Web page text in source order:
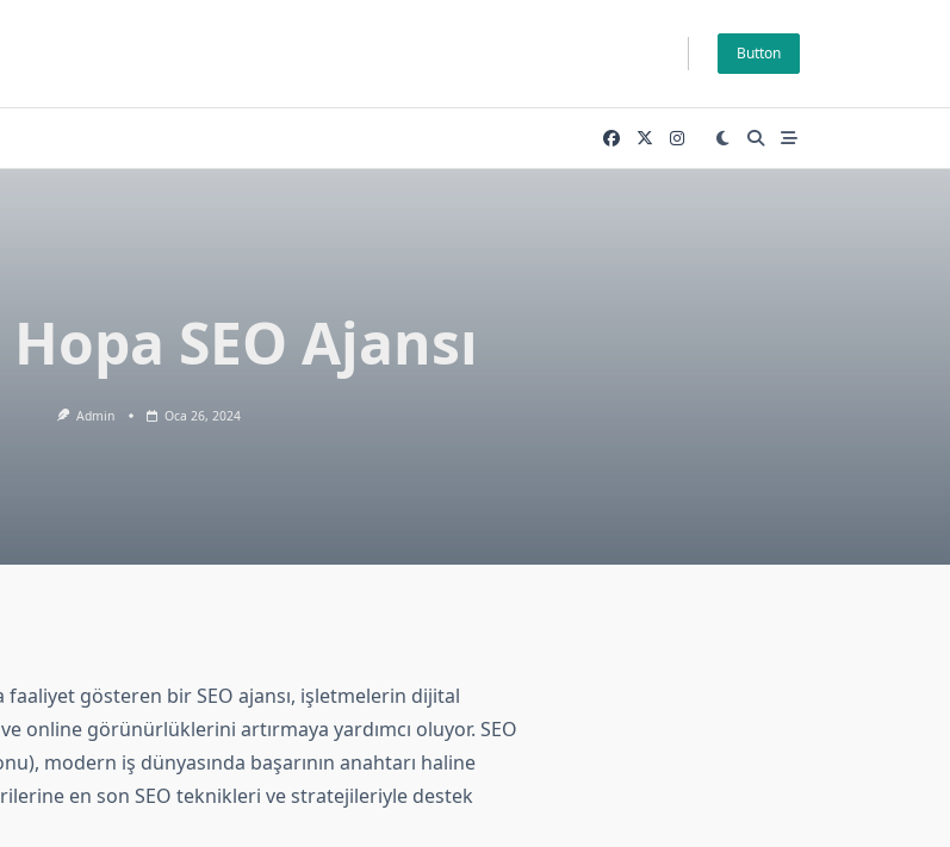
Button
SEO Ajansı
Admin Oca 26, 2024
gösteren bir SEO ajansı, işletmelerin dijital
online görünürlüklerini artırmaya yardımcı oluyor. SEO
modern iş dünyasında başarının anahtarı haline
en son SEO teknikleri ve stratejileriyle destek